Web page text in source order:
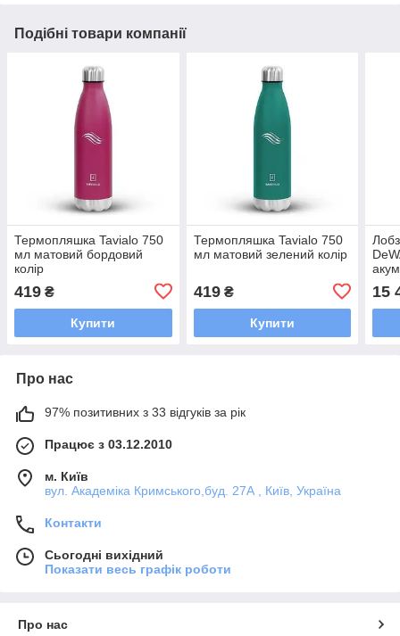
Подібні товари компанії
Термопляшка Tavialo 750
мл матовий бордовий
колір
419 ₴
Купити
Термопляшка Tavialo 750
мл матовий зелений колір
419₴
Купити
15
Про нас
97% позитивних з 33 відгуків за рік
Працює з 03.12.2010
м. Київ
вул. Академіка Кримського,буд. 27А , Київ, Україна
Контакти
Сьогодні вихідний
Показати весь графік роботи
Про нас